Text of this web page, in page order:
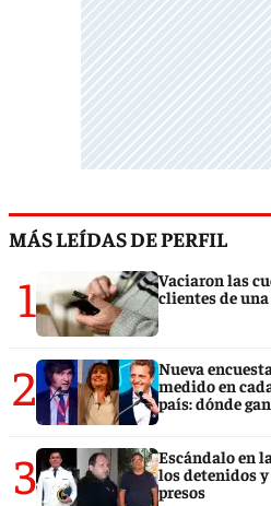
MÁS LEÍDAS DE PERFIL
1
Vaciaron las
clientes de
2
Nueva
medido en
país: dónde
3
Escándalo en
los detenidos
presos